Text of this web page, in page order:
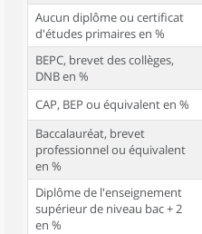
Aucun diplôme ou certificat
d'études primaires en %
BEPC, brevet des collèges,
DNB en %
CAP, BEP ou équivalent en %
Baccalauréat, brevet
professionnel ou équivalent
en %
Diplôme de l'enseignement
supérieur de niveau bac + 2
en %